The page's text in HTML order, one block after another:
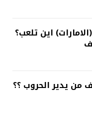
اين تلعب؟
من يدير الحروب ؟؟